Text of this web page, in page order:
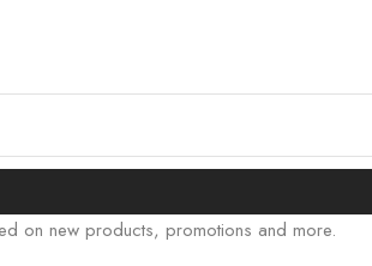
on new products, promotions and more.